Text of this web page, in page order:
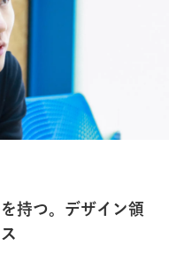
持つ。デザイン領